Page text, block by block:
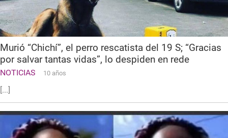
Murió “Chichí”, el perro rescatista del 19 S; “Gracias
por salvar tantas vidas”, lo despiden en rede
NOTICIAS 10 años
[...]